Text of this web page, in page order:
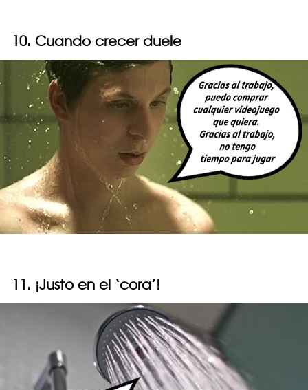
10. Cuando crecer duele
11. ¡Justo en el ‘cora’!